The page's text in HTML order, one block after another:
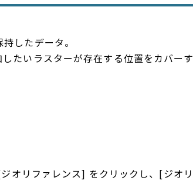
したデータ。
たいラスターが存在する位置をカバーす
ファレンス] をクリックし、[ジオリ